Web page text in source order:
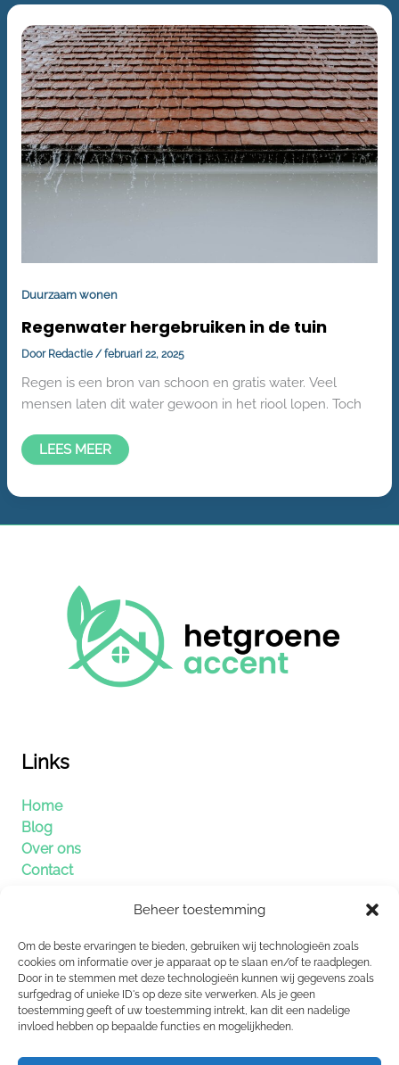
Beheer toestemming
Om de beste ervaringen te bieden, gebruiken wij technologieën zoals
cookies om informatie over je apparaat op te slaan en/of te raadplegen.
Door in te stemmen met deze technologieën kunnen wij gegevens zoals
surfgedrag of unieke ID's op deze site verwerken. Als je geen
toestemming geeft of uw toestemming intrekt, kan dit een nadelige
invloed hebben op bepaalde functies en mogelijkheden.
Duurzaam wonen
Regenwater hergebruiken in de tuin
Door Redactie /februari 22, 2025
Regen is een bron van schoon en gratis water. Veel
mensen laten dit water gewoon in het riool lopen. Toch
REGENWATER
HERGEBRUIKEN
IN
DE
TUIN
LEES MEER
Links
Home
Blog
Over ons
Contact
Algemeen
Duurzaamheid
Eten en drinken
Lifestyle